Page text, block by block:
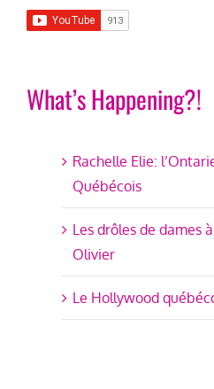
What’s Happening?!
Rachelle Elie:
Québécois
Les drôles de dames
Olivier
Le Hollywood